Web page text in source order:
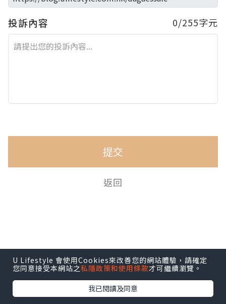
投訴內容 0/255字元
提交
返回
U Lifestyle 會使用Cookies來改善您的網站體驗，請確定
您同意接受本網站之私隱政策和使用條款才可繼續瀏覽。
我已閱讀及同意